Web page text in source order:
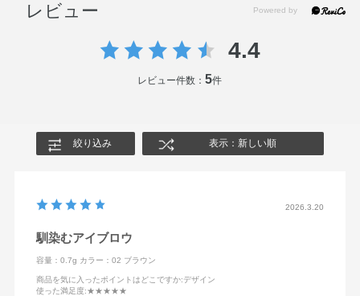
レビュー
4.4
レビュー件数：5件
絞り込み 表示：新しい順
2026.3.20
馴染むアイブロウ
容量：0.7g カラー：02 ブラウン
商品を気に入ったポイントはどこですか:デザイン
使った満足度:★★★★★